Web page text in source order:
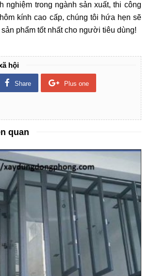
nghiệm trong ngành sản xuất, thi công
kính cao cấp, chúng tôi hứa hẹn sẽ
phẩm tốt nhất cho người tiêu dùng!
hội
Share Plus one
quan